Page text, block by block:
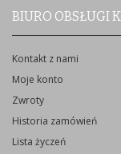
BIURO OBSŁUGI
Kontakt z nami
Moje konto
Zwroty
Historia zamówień
Lista życzeń